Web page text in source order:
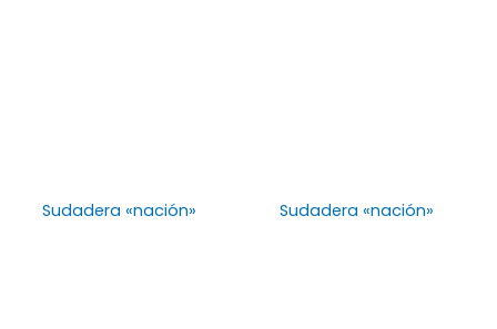
Sudadera «nación» Sudadera «nación»